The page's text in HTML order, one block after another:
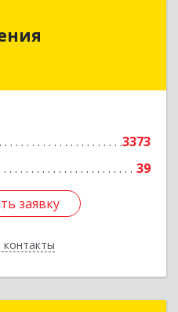
3373
39
заявку
контакты
Пермь г, Малкова ул,
заявку